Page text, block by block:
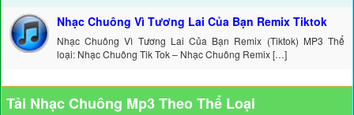
Nhạc Chuông Vì Tương Lai Của Bạn Remix Tiktok
Nhạc Chuông Vì Tương Lai Của Bạn Remix (Tiktok) MP3 Thể
loại: Nhạc Chuông Tik Tok – Nhạc Chuông Remix […]
Tải Nhạc Chuông Mp3 Theo Thể Loại